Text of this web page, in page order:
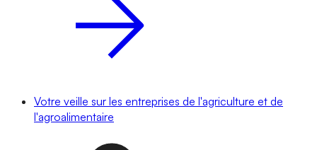
Votre veille sur les entreprises de l'agriculture et de
l'agroalimentaire